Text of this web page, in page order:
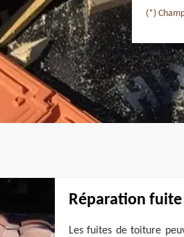
(*)
Réparation
Les fuites de toiture